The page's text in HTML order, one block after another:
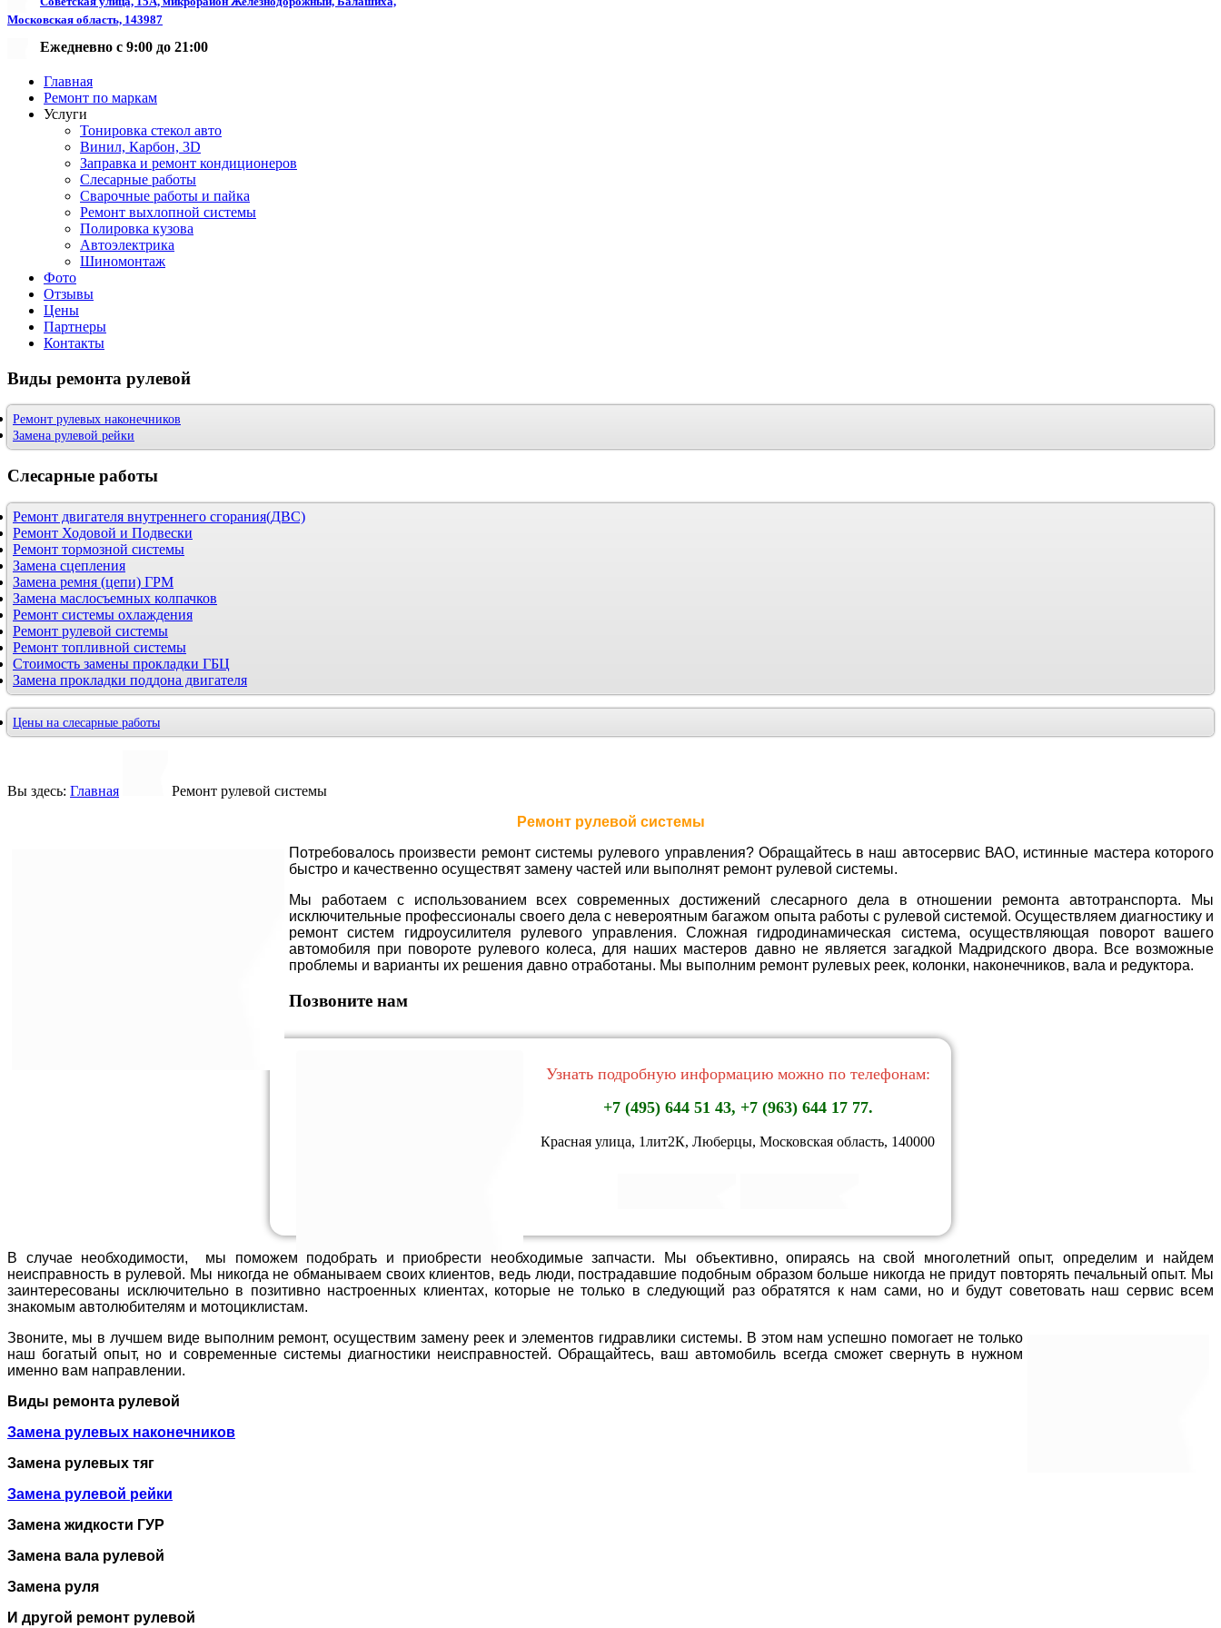
Московская область, 143987
Ежедневно с 9:00 до 21:00
Главная
Ремонт по маркам
Услуги
Тонировка стекол авто
Винил, Карбон, 3D
Заправка и ремонт кондиционеров
Слесарные работы
Сварочные работы и пайка
Ремонт выхлопной системы
Полировка кузова
Автоэлектрика
Шиномонтаж
Фото
Отзывы
Цены
Партнеры
Контакты
Виды ремонта рулевой
Ремонт рулевых наконечников
Замена рулевой рейки
Слесарные работы
Ремонт двигателя внутреннего сгорания(ДВС)
Ремонт Ходовой и Подвески
Ремонт тормозной системы
Замена сцепления
Замена ремня (цепи) ГРМ
Замена маслосъемных колпачков
Ремонт системы охлаждения
Ремонт рулевой системы
Ремонт топливной системы
Стоимость замены прокладки ГБЦ
Замена прокладки поддона двигателя
Цены на слесарные работы
Вы здесь: Главная
Ремонт рулевой системы
Ремонт рулевой системы
Потребовалось произвести ремонт системы рулевого управления? Обращайтесь в наш автосервис ВАО, истинные мастера которого
быстро и качественно осуществят замену частей или выполнят ремонт рулевой системы.
Мы работаем с использованием всех современных достижений слесарного дела в отношении ремонта автотранспорта. Мы
исключительные профессионалы своего дела с невероятным багажом опыта работы с рулевой системой. Осуществляем диагностику и
ремонт систем гидроусилителя рулевого управления. Сложная гидродинамическая система, осуществляющая поворот вашего
автомобиля при повороте рулевого колеса, для наших мастеров давно не является загадкой Мадридского двора. Все возможные
проблемы и варианты их решения давно отработаны. Мы выполним ремонт рулевых реек, колонки, наконечников, вала и редуктора.
Позвоните нам
Узнать подробную информацию можно по телефонам:
+7 (495) 644 51 43, +7 (963) 644 17 77.
Красная улица, 1лит2К, Люберцы, Московская область, 140000
В случае необходимости, мы поможем подобрать и приобрести необходимые запчасти. Мы объективно, опираясь на свой многолетний опыт, определим и найдем
неисправность в рулевой. Мы никогда не обманываем своих клиентов, ведь люди, пострадавшие подобным образом больше никогда не придут повторять печальный опыт. Мы
заинтересованы исключительно в позитивно настроенных клиентах, которые не только в следующий раз обратятся к нам сами, но и будут советовать наш сервис всем
знакомым автолюбителям и мотоциклистам.
Звоните, мы в лучшем виде выполним ремонт, осуществим замену реек и элементов гидравлики системы. В этом нам успешно помогает не только
наш богатый опыт, но и современные системы диагностики неисправностей. Обращайтесь, ваш автомобиль всегда сможет свернуть в нужном
именно вам направлении.
Виды ремонта рулевой
Замена рулевых наконечников
Замена рулевых тяг
Замена рулевой рейки
Замена жидкости ГУР
Замена вала рулевой
Замена руля
И другой ремонт рулевой